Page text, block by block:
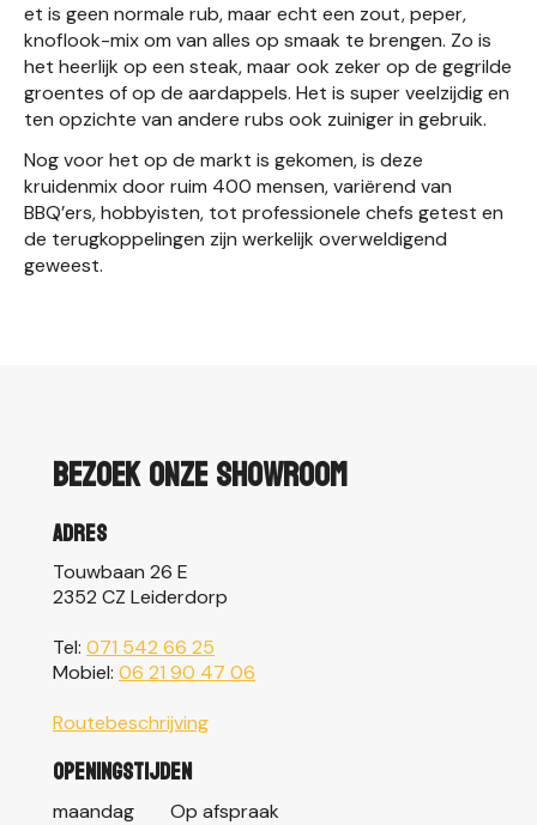
et is geen normale rub, maar echt een zout, peper,
knoflook-mix om van alles op smaak te brengen. Zo is
het heerlijk op een steak, maar ook zeker op de gegrilde
groentes of op de aardappels. Het is super veelzijdig en
ten opzichte van andere rubs ook zuiniger in gebruik.
Nog voor het op de markt is gekomen, is deze
kruidenmix door ruim 400 mensen, variërend van
BBQ’ers, hobbyisten, tot professionele chefs getest en
de terugkoppelingen zijn werkelijk overweldigend
geweest.
Bezoek onze showroom
Adres
Touwbaan 26 E
2352 CZ Leiderdorp
Tel: 071 542 66 25
Mobiel: 06 21 90 47 06
Routebeschrijving
Openingstijden
maandag
Op afspraak